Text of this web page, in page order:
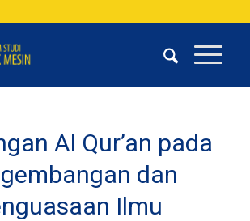
Al Qur’an pada
dan
Ilmu